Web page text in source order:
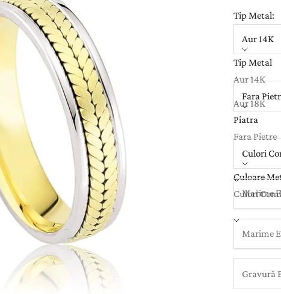
Tip Metal:
Aur 14K
Tip Metal
Aur 14K
Aur 18K
Fara
Piatra
Fara Pietre
Culori
Culoare
Culori